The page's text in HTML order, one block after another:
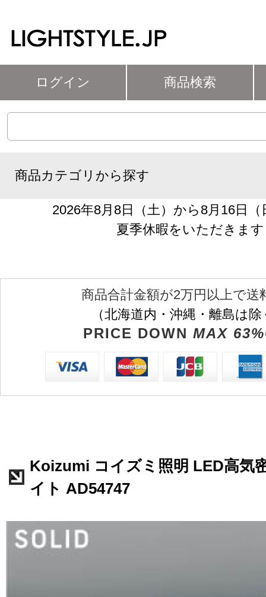
ログイン 商品検索
商品カテゴリから探す
2026年8月8日（土）から8月16日
夏季休暇をいただきます
商品合計金額が2万円以上で送
（北海道内・沖縄・離島は
PRICE DOWN MAX
Koizumi コイズミ照明 LED高気
イト AD54747